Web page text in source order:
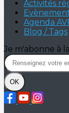
Activités
Agenda
Blog / Tags
Je m'abonne à
OK